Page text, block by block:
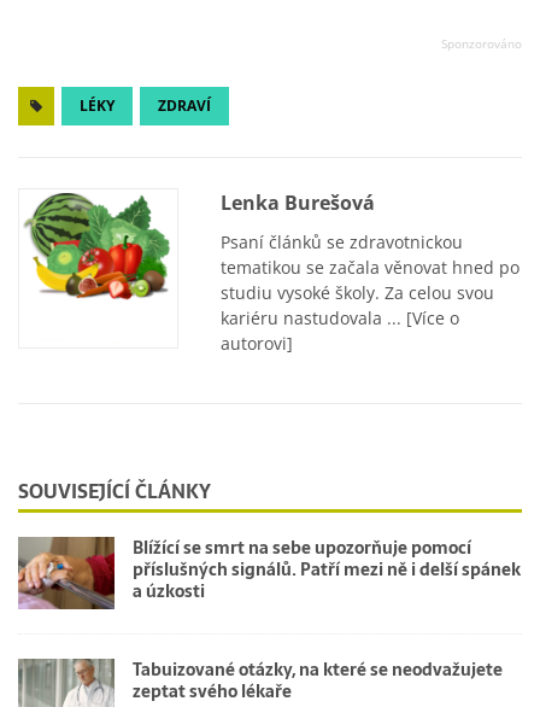
LÉKY ZDRAVÍ
Lenka Burešová
Psaní článků se zdravotnickou
tematikou se začala věnovat hned po
studiu vysoké školy. Za celou svou
kariéru nastudovala ... [Více o
autorovi]
SOUVISEJÍCÍ ČLÁNKY
Blížící se smrt na sebe upozorňuje pomocí
příslušných signálů. Patří mezi ně i delší spánek
a úzkosti
Tabuizované otázky, na které se neodvažujete
zeptat svého lékaře